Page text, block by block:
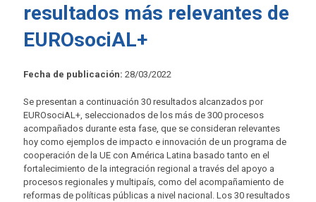
resultados más relevantes de
EUROsociAL+
Fecha de publicación: 28/03/2022
Se presentan a continuación 30 resultados alcanzados por
EUROsociAL+, seleccionados de los más de 300 procesos
acompañados durante esta fase, que se consideran relevantes
hoy como ejemplos de impacto e innovación de un programa de
cooperación de la UE con América Latina basado tanto en el
fortalecimiento de la integración regional a través del apoyo a
procesos regionales y multipaís, como del acompañamiento de
reformas de políticas públicas a nivel nacional. Los 30 resultados